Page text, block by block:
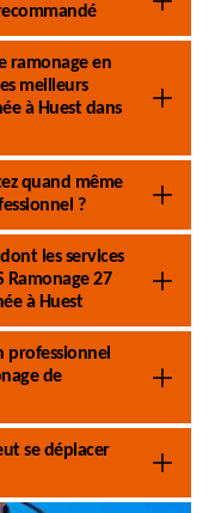
ramonage en
meilleurs
à Huest dans
quand même
?
les services
Ramonage 27
à Huest
professionnel
de
se déplacer